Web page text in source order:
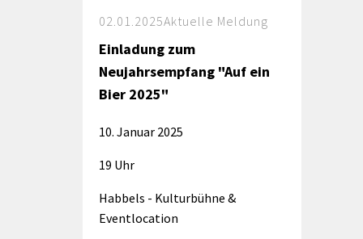
02.01.2025Aktuelle Meldung
Einladung zum
Neujahrsempfang "Auf ein
Bier 2025"
10. Januar 2025
19 Uhr
Habbels - Kulturbühne &
Eventlocation